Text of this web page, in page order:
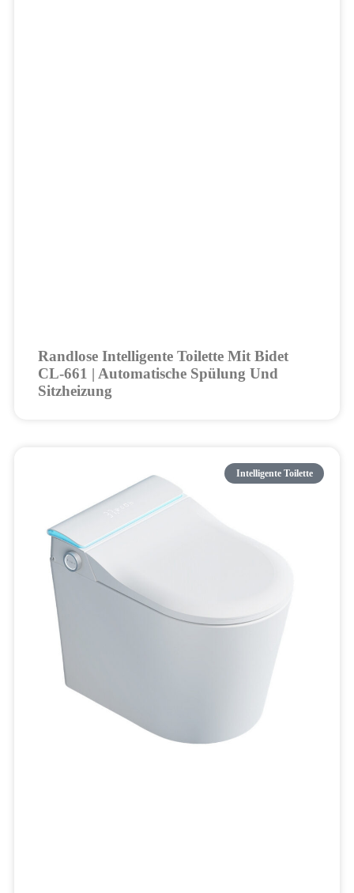
Randlose Intelligente Toilette Mit Bidet
CL-661 | Automatische Spülung Und
Sitzheizung
Intelligente Toilette